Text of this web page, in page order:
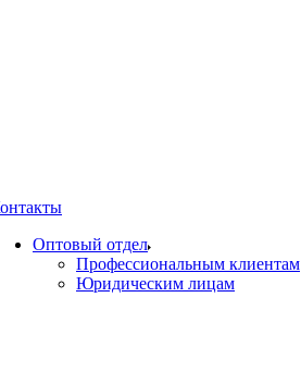
Оптовый отдел
Профессиональным клиентам
Юридическим лицам